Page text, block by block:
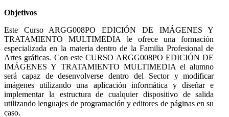
Objetivos
Este Curso ARGG008PO EDICIÓN DE IMÁGENES Y
TRATAMIENTO MULTIMEDIA le ofrece una formación
especializada en la materia dentro de la Familia Profesional de
Artes gráficas. Con este CURSO ARGG008PO EDICIÓN DE
IMÁGENES Y TRATAMIENTO MULTIMEDIA el alumno
será capaz de desenvolverse dentro del Sector y modificar
imágenes utilizando una aplicación informática y diseñar e
implementar la estructura de cualquier dispositivo de salida
utilizando lenguajes de programación y editores de páginas en su
caso.